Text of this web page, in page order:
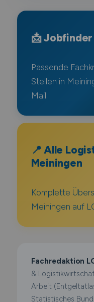
📩
Passende
Stellen in
Mail.
📍 Alle
Meiningen
Komplette
Meiningen auf
Fachredaktion
&
Arbeit
Statistisches